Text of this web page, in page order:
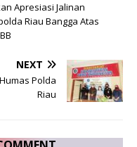
Apresiasi Jalinan
Riau Bangga Atas
NEXT
Polda
Riau